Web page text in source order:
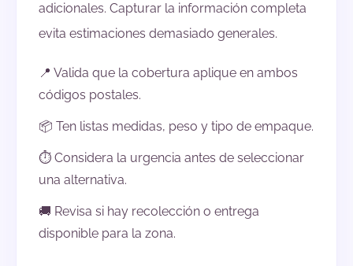
adicionales. Capturar la información completa
evita estimaciones demasiado generales.
📍 Valida que la cobertura aplique en ambos
códigos postales.
📦 Ten listas medidas, peso y tipo de empaque.
⏱️ Considera la urgencia antes de seleccionar
una alternativa.
🚚 Revisa si hay recolección o entrega
disponible para la zona.